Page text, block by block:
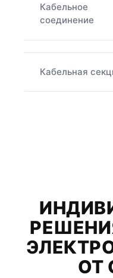
Кабельное
соединение
Кабельная
ОТ